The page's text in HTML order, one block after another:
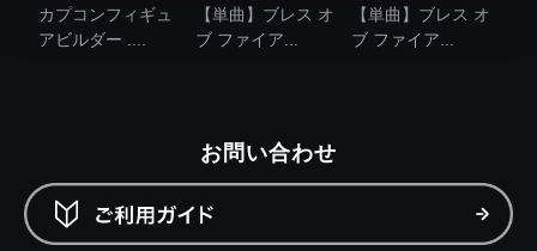
カプコンフィギュ
アビルダー ....
【単曲】ブレス オ
ブ ファイア...
【単曲】ブレス オ
ブ ファイア...
お問い合わせ